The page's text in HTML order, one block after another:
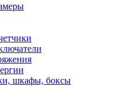
шкафы, боксы